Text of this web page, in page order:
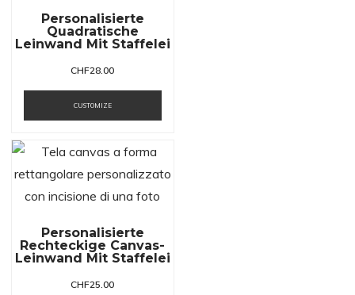
Personalisierte
Quadratische
Leinwand Mit Staffelei
CHF28.00
CUSTOMIZE
Personalisierte
Rechteckige Canvas-
Leinwand Mit Staffelei
CHF25.00